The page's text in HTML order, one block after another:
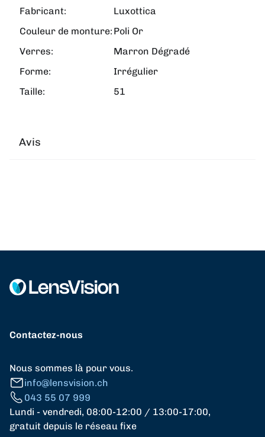
Fabricant:
Luxottica
Couleur de monture: Poli Or
Verres:
Marron Dégradé
Forme:
Irrégulier
Taille:
51
Avis
Contactez-nous
Nous sommes là pour vous.
info@lensvision.ch
043 55 07 999
Lundi - vendredi, 08:00-12:00 / 13:00-17:00,
gratuit depuis le réseau fixe